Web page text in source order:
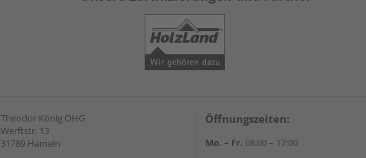
Theodor König OHG
Werftstr. 13
31789 Hameln
Öffnungszeiten:
Mo. – Fr. 08:00 – 17:00